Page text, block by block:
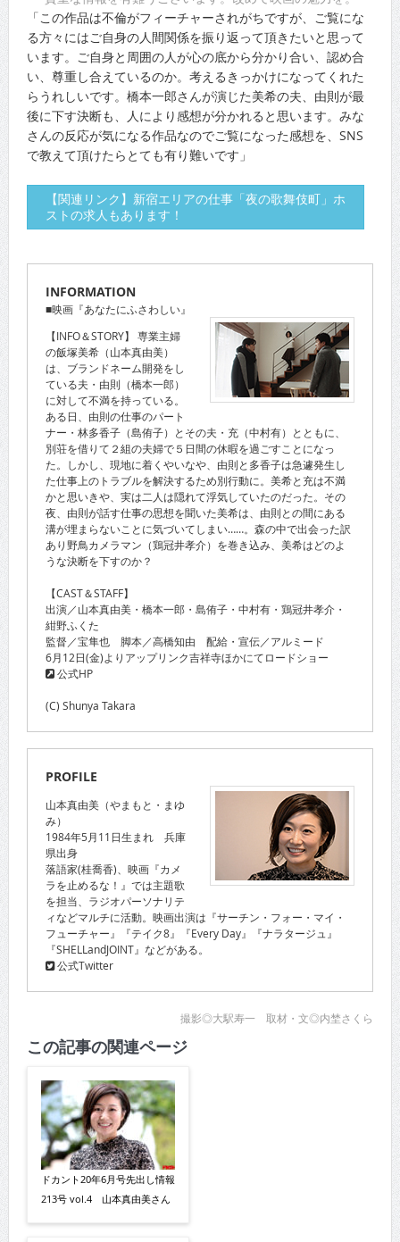
「この作品は不倫がフィーチャーされがちですが、ご覧にな
る方々にはご自身の人間関係を振り返って頂きたいと思って
います。ご自身と周囲の人が心の底から分かり合い、認め合
い、尊重し合えているのか。考えるきっかけになってくれた
らうれしいです。橋本一郎さんが演じた美希の夫、由則が最
後に下す決断も、人により感想が分かれると思います。みな
さんの反応が気になる作品なのでご覧になった感想を、SNS
で教えて頂けたらとても有り難いです」
【関連リンク】新宿エリアの仕事「夜の歌舞伎町」ホ
ストの求人もあります！
INFORMATION
■映画『あなたにふさわしい』
【INFO＆STORY】 専業主婦
の飯塚美希（山本真由美）
は、ブランドネーム開発をし
ている夫・由則（橋本一郎）
に対して不満を持っている。
ある日、由則の仕事のパート
ナー・林多香子（島侑子）とその夫・充（中村有）とともに、
別荘を借りて２組の夫婦で５日間の休暇を過ごすことになっ
た。しかし、現地に着くやいなや、由則と多香子は急遽発生し
た仕事上のトラブルを解決するため別行動に。美希と充は不満
かと思いきや、実は二人は隠れて浮気していたのだった。その
夜、由則が話す仕事の思想を聞いた美希は、由則との間にある
溝が埋まらないことに気づいてしまい……。森の中で出会った訳
あり野鳥カメラマン（鶏冠井孝介）を巻き込み、美希はどのよ
うな決断を下すのか？
【CAST＆STAFF】
出演／山本真由美・橋本一郎・島侑子・中村有・鶏冠井孝介・
紺野ふくた
監督／宝隼也 脚本／高橋知由 配給・宣伝／アルミード
6月12日(金)よりアップリンク吉祥寺ほかにてロードショー
公式HP
(C) Shunya Takara
PROFILE
山本真由美（やまもと・まゆ
み）
1984年5月11日生まれ 兵庫
県出身
落語家(桂喬香)、映画『カメ
ラを止めるな！』では主題歌
を担当、ラジオパーソナリテ
ィなどマルチに活動。映画出演は『サーチン・フォー・マイ・
フューチャー』『テイク8』『Every Day』『ナラタージュ』
『SHELLandJOINT』などがある。
公式Twitter
撮影◎大駅寿一 取材・文◎内埜さくら
この記事の関連ページ
ドカント20年6月号先出し情報
213号 vol.4 山本真由美さん